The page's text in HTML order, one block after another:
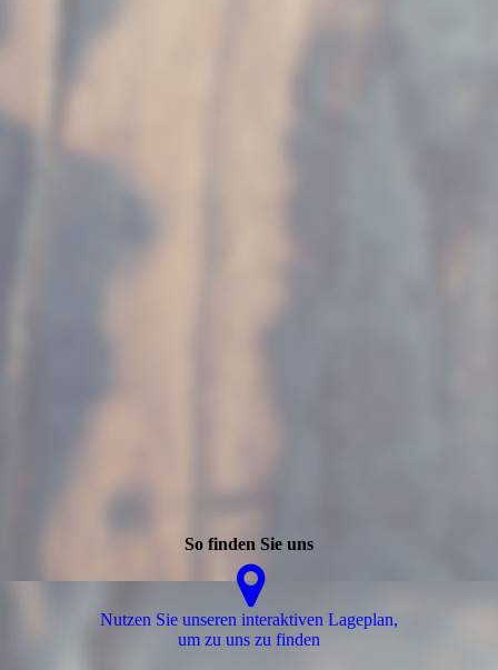
So finden Sie uns
Nutzen Sie unseren interaktiven La­ge­plan,
um zu uns zu finden